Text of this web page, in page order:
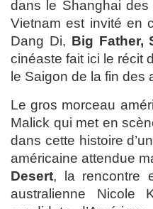
dans le Shanghai
Vietnam est invité en
Dang Di, Big Father,
cinéaste fait ici le récit
le Saigon de la fin des
Le gros morceau
Malick qui met en
dans cette histoire
américaine attendue
Desert, la rencontre
australienne Nicole